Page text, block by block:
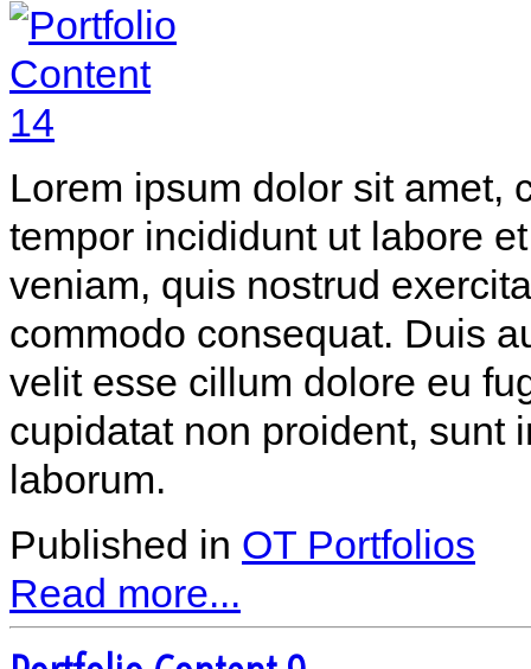
Lorem ipsum dolor sit amet,
tempor incididunt ut labore
veniam, quis nostrud
commodo consequat. Duis
velit esse cillum dolore eu
cupidatat non proident, sunt
laborum.
Published in OT Portfolios
Read more...